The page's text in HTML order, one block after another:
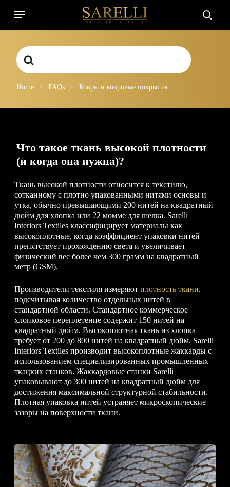
Menu
Search
For
Home FAQs Ковры и ковровые покрытия
Что такое ткань высокой плотности
(и когда она нужна)?
Ткань высокой плотности относится к текстилю,
сотканному с плотно упакованными нитями основы и
утка, обычно превышающими 200 нитей на квадратный
дюйм для хлопка или 22 момме для шелка. Sarelli
Interiors Textiles классифицирует материалы как
высокоплотные, когда коэффициент упаковки нитей
препятствует прохождению света и увеличивает
физический вес более чем 300 грамм на квадратный
метр (GSM).
Производители текстиля измеряютплотность ткани,
подсчитывая количество отдельных нитей в
стандартной области. Стандартное коммерческое
хлопковое переплетение содержит 150 нитей на
квадратный дюйм. Высокоплотная ткань из хлопка
требует от 200 до 800 нитей на квадратный дюйм. Sarelli
Interiors Textiles производит высокоплотные жаккарды с
использованием специализированных промышленных
ткацких станков. Жаккардовые станки Sarelli
упаковывают до 300 нитей на квадратный дюйм для
достижения максимальной структурной стабильности.
Плотная упаковка нитей устраняет микроскопические
зазоры на поверхности ткани.